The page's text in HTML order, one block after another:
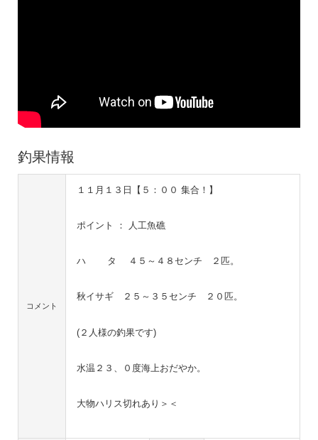
釣果情報
コメント
１１月１３日【５：００ 集合！】
ポイント ： 人工魚礁
ハ タ ４５～４８センチ ２匹。
秋イサギ ２５～３５センチ ２０匹。
(２人様の釣果です)
水温２３、０度海上おだやか。
大物ハリス切れあり＞＜